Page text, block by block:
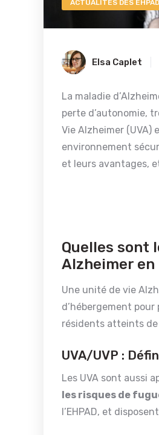
ACTUALITÉS DES
Elsa Caplet
La maladie
perte d’autonomie,
Vie Alzheimer (UVA)
environnement
et leurs avantages,
Quelles sont
Alzheimer en
Une unité de vie
d’hébergement
résidents atteints de
UVA/UVP :
Les UVA sont aussi
les risques de
l’EHPAD, et